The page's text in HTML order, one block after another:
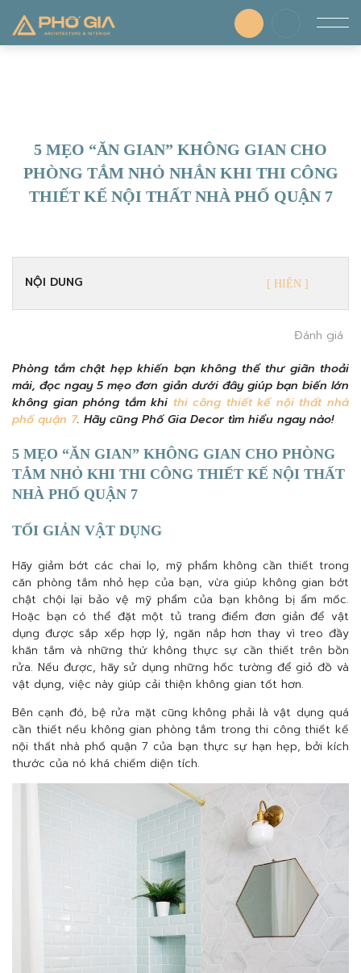
5 MẸO “ĂN GIAN” KHÔNG GIAN CHO
PHÒNG TẮM NHỎ NHẮN KHI THI CÔNG
THIẾT KẾ NỘI THẤT NHÀ PHỐ QUẬN 7
NỘI DUNG
Đánh giá
Phòng tắm chật hẹp khiến bạn không thể thư giãn thoải
mái, đọc ngay 5 mẹo đơn giản dưới đây giúp bạn biến lớn
không gian phóng tắm khi thi công thiết kế nội thất nhà
phố quận 7. Hãy cũng Phố Gia Decor tìm hiểu ngay nào!
5 MẸO “ĂN GIAN” KHÔNG GIAN CHO PHÒNG
TẮM NHỎ KHI THI CÔNG THIẾT KẾ NỘI THẤT
NHÀ PHỐ QUẬN 7
TỐI GIẢN VẬT DỤNG
Hãy giảm bớt các chai lọ, mỹ phẩm không cần thiết trong
căn phòng tắm nhỏ hẹp của bạn, vừa giúp không gian bớt
chật chội lại bảo vệ mỹ phẩm của bạn không bị ẩm mốc.
Hoặc bạn có thể đặt một tủ trang điểm đơn giản để vật
dụng được sắp xếp hợp lý, ngăn nắp hơn thay vì treo đầy
khăn tắm và những thứ không thực sự cần thiết trên bồn
rửa. Nếu được, hãy sử dụng những hốc tường để giỏ đồ và
vật dụng, việc này giúp cải thiện không gian tốt hơn.
Bên cạnh đó, bệ rửa mặt cũng không phải là vật dụng quá
cần thiết nếu không gian phòng tắm trong thi công thiết kế
nội thất nhà phố quận 7 của bạn thực sự hạn hẹp, bởi kích
thước của nó khá chiếm diện tích.